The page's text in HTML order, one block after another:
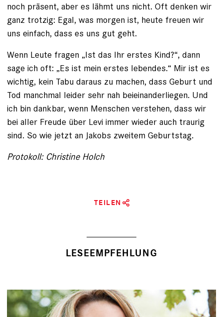
noch präsent, aber es lähmt uns nicht. Oft denken wir
ganz trotzig: Egal, was morgen ist, heute freuen wir
uns einfach, dass es uns gut geht.
Wenn Leute fragen „Ist das Ihr erstes Kind?“, dann
sage ich oft: „Es ist mein erstes lebendes.“ Mir ist es
wichtig, kein Tabu daraus zu machen, dass Geburt und
Tod manchmal leider sehr nah beieinanderliegen. Und
ich bin dankbar, wenn Menschen verstehen, dass wir
bei aller Freude über Levi immer wieder auch traurig
sind. So wie jetzt an Jakobs zweitem Geburtstag.
Protokoll: Christine Holch
TEILEN
LESEEMPFEHLUNG